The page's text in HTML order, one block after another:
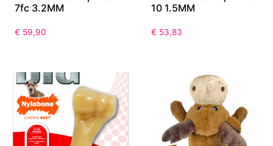
7fc 3.2MM
€ 59,90
10 1.5MM
€ 53,83